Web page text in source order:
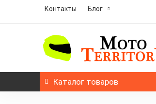
Контакты Блог
Каталог товаров